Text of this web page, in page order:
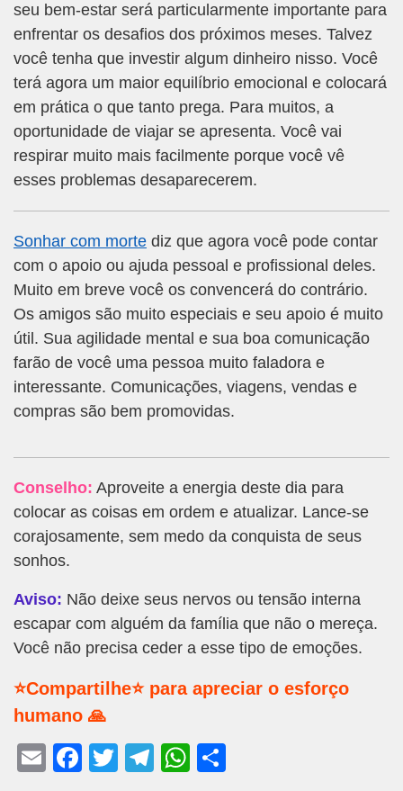
seu bem-estar será particularmente importante para
enfrentar os desafios dos próximos meses. Talvez
você tenha que investir algum dinheiro nisso. Você
terá agora um maior equilíbrio emocional e colocará
em prática o que tanto prega. Para muitos, a
oportunidade de viajar se apresenta. Você vai
respirar muito mais facilmente porque você vê
esses problemas desaparecerem.
Sonhar com morte diz que agora você pode contar
com o apoio ou ajuda pessoal e profissional deles.
Muito em breve você os convencerá do contrário.
Os amigos são muito especiais e seu apoio é muito
útil. Sua agilidade mental e sua boa comunicação
farão de você uma pessoa muito faladora e
interessante. Comunicações, viagens, vendas e
compras são bem promovidas.
Conselho: Aproveite a energia deste dia para
colocar as coisas em ordem e atualizar. Lance-se
corajosamente, sem medo da conquista de seus
sonhos.
Aviso: Não deixe seus nervos ou tensão interna
escapar com alguém da família que não o mereça.
Você não precisa ceder a esse tipo de emoções.
⭐Compartilhe⭐ para apreciar o esforço
humano 🙏
E
F
T
T
W